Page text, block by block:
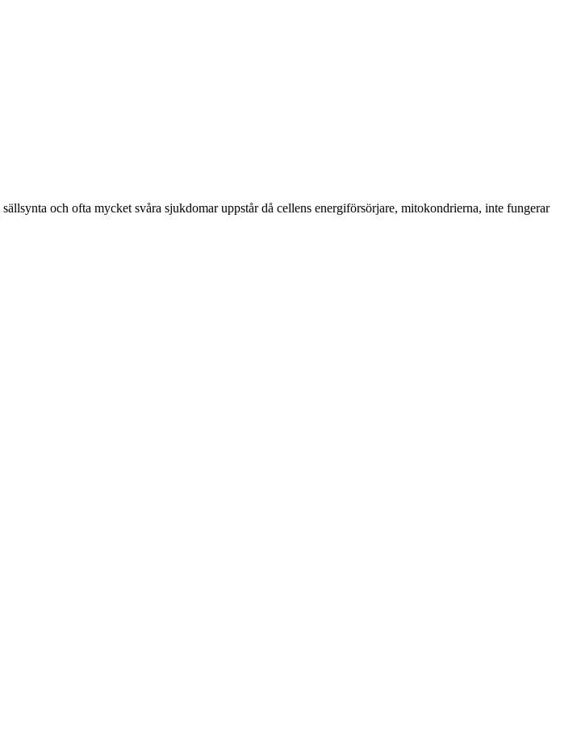
och ofta mycket svåra sjukdomar uppstår då cellens energiförsörjare, mitokondrierna, inte fungerar